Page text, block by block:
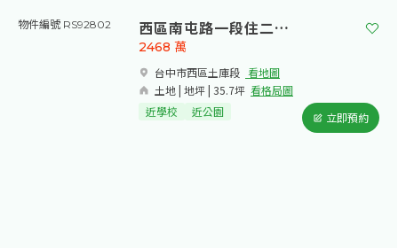
物件編號 RS92802 西區南屯路一段住二建地
台中市西區土庫段​ 看地圖
土地 | 地坪 | 35.7坪 看格局圖
2468 萬
近學校 近公園 立即預約